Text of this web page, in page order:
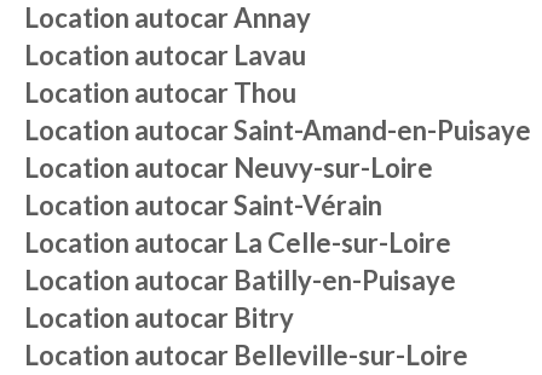
Location autocarAnnay
Location autocar Lavau
Location autocarThou
Location autocarSaint-Amand-en-Puisaye
Location autocar Neuvy-sur-Loire
Location autocarSaint-Vérain
Location autocar La Celle-sur-Loire
Location autocar Batilly-en-Puisaye
Location autocar Bitry
Location autocar Belleville-sur-Loire